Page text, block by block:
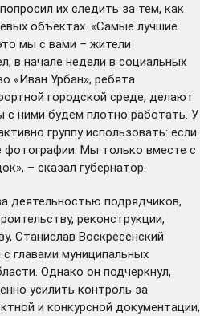
их следить за тем, как
объектах. «Самые лучшие
мы с вами – жители
в начале недели в социальных
«Иван Урбан», ребята
городской среде, делают
с ними будем плотно работать. У
группу использовать: если
фотографии. Мы только вместе с
– сказал губернатор.
деятельностью подрядчиков,
реконструкции,
Станислав Воскресенский
главами муниципальных
Однако он подчеркнул,
усилить контроль за
и конкурсной документации,